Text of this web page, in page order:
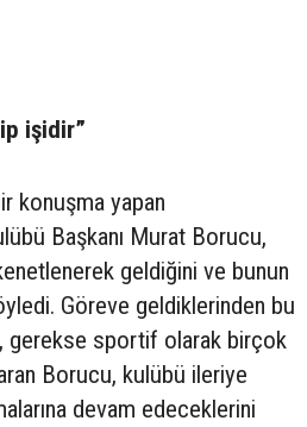
işidir”
konuşma yapan
Başkanı Murat Borucu,
geldiğini ve bunun
Göreve geldiklerinden bu
gerekse sportif olarak birçok
Borucu, kulübü ileriye
devam edeceklerini